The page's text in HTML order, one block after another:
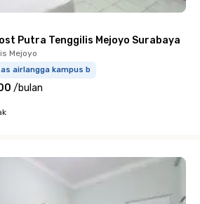
Putra Tenggilis Mejoyo Surabaya
Mejoyo
airlangga kampus b
/bulan